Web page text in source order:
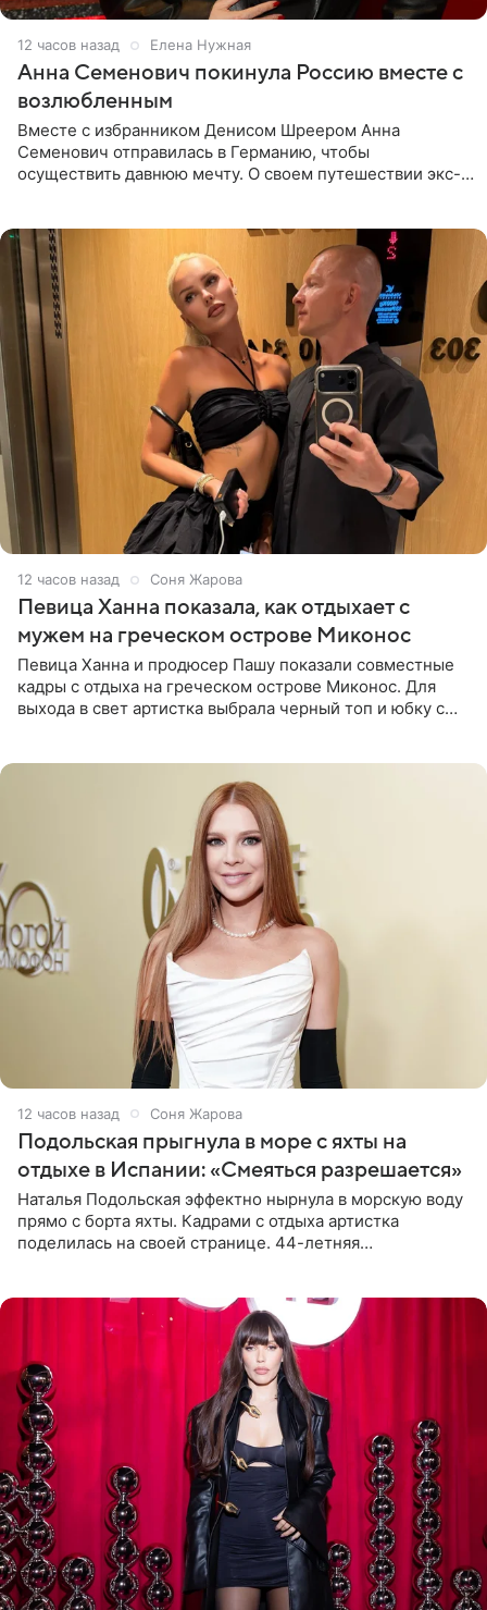
12 часов назад Елена Нужная
Анна Семенович покинула Россию вместе с
возлюбленным
Вместе с избранником Денисом Шреером Анна
Семенович отправилась в Германию, чтобы
осуществить давнюю мечту. О своем путешествии экс-
12 часов назад Соня Жарова
Певица Ханна показала, как отдыхает с
мужем на греческом острове Миконос
Певица Ханна и продюсер Пашу показали совместные
кадры с отдыха на греческом острове Миконос. Для
выхода в свет артистка выбрала черный топ и юбку с
12 часов назад Соня Жарова
Подольская прыгнула в море с яхты на
отдыхе в Испании: «Смеяться разрешается»
Наталья Подольская эффектно нырнула в морскую воду
прямо с борта яхты. Кадрами с отдыха артистка
поделилась на своей странице. 44-летняя